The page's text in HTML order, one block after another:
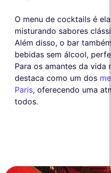
O menu de cocktails é
misturando sabores
Além disso, o bar
bebidas sem álcool,
Para os amantes da vida
destaca como um dos
Paris, oferecendo uma
todos.